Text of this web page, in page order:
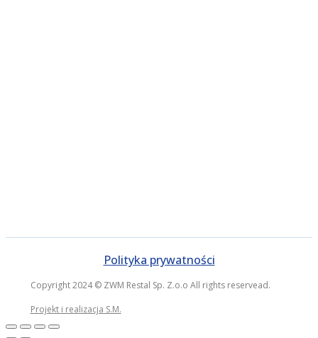
Polityka prywatności
Copyright 2024 © ZWM Restal Sp. Z.o.o All rights reservead.
Projekt i realizacja S.M.